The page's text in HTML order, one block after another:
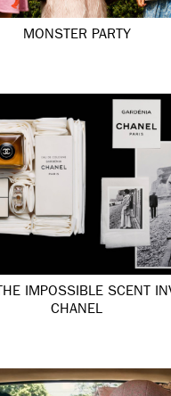
MONSTER PARTY
IMPOSSIBLE SCENT
CHANEL